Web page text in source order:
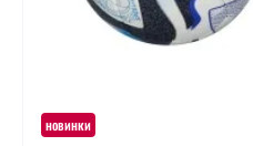
новинки